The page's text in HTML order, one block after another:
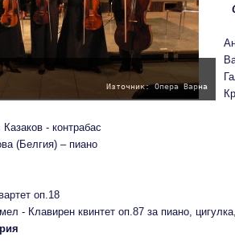
Източник: Опера Варна
- контрабас
(Белгия) – пиано
оп.18
- Клавирен квинтет оп.87 за пиано,